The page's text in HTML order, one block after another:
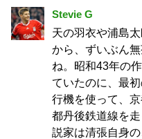
Stevie G
天の羽衣や浦島
から、ずいぶん
ね。昭和43年の
ていたのに、最
行機を使って、
都丹後鉄道線を
説家は清張自身